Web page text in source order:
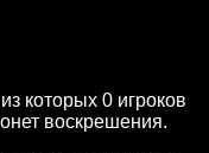
которых 0 игроков
воскрешения.